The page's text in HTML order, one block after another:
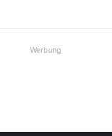
Werbung